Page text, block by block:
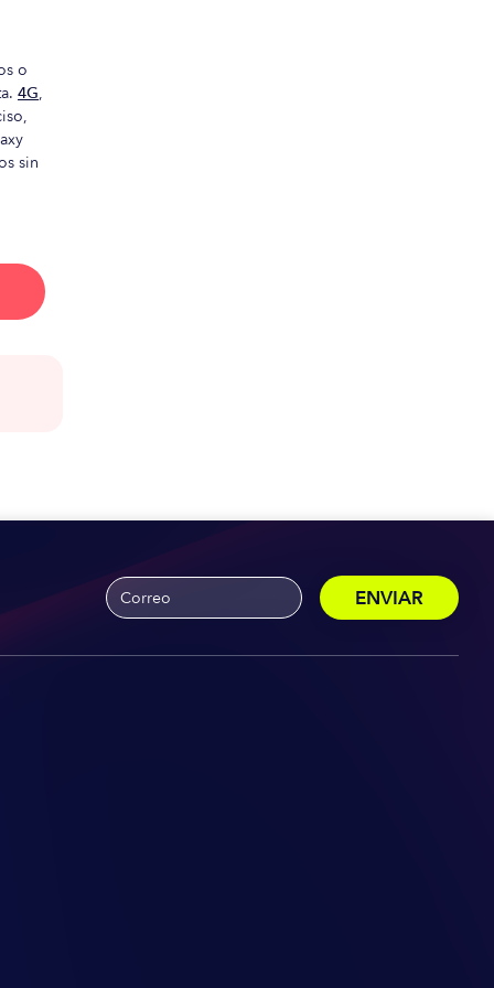
o
4G,
sin